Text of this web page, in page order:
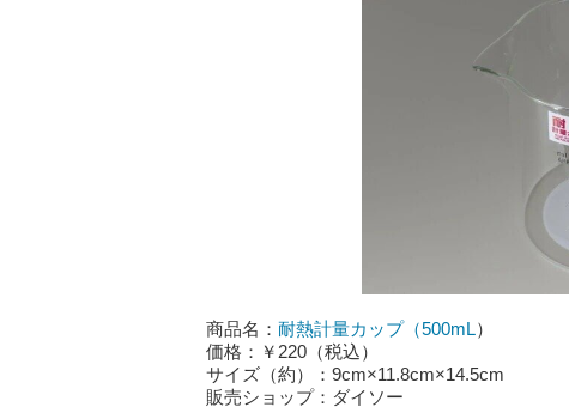
商品名： 耐熱計量カップ（500mL）
価格：￥220（税込）
サイズ（約）：9cm×11.8cm×14.5cm
販売ショップ：ダイソー